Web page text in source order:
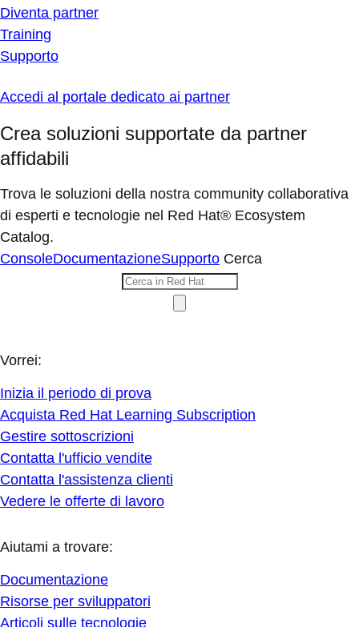
Diventa partner
Training
Supporto
Accedi al portale dedicato ai partner
Crea soluzioni supportate da partner
affidabili
Trova le soluzioni della nostra community collaborativa
di esperti e tecnologie nel Red Hat® Ecosystem
Catalog.
ConsoleDocumentazioneSupporto Cerca
Vorrei:
Inizia il periodo di prova
Acquista Red Hat Learning Subscription
Gestire sottoscrizioni
Contatta l'ufficio vendite
Contatta l'assistenza clienti
Vedere le offerte di lavoro
Aiutami a trovare:
Documentazione
Risorse per sviluppatori
Articoli sulle tecnologie